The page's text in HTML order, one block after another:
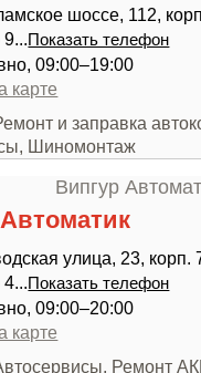
шоссе, 112,
Показать телефон
09:00–19:00
карте
и заправка
Шиномонтаж
улица, 23, корп.
Показать телефон
09:00–20:00
карте
Ремонт